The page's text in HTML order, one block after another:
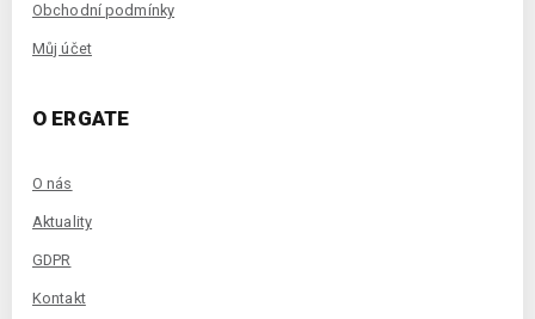
Obchodní podmínky
Můj účet
O ERGATE
O nás
Aktuality
GDPR
Kontakt